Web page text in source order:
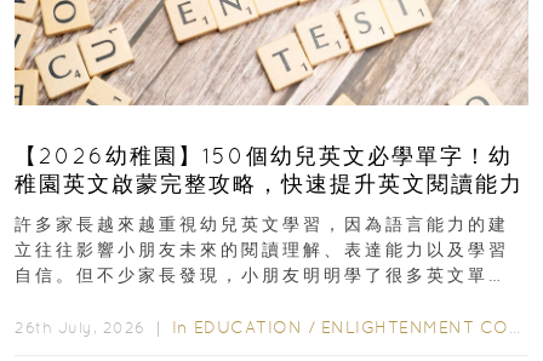
【2026幼稚園】150個幼兒英文必學單字！幼
稚園英文啟蒙完整攻略，快速提升英文閱讀能力
許多家長越來越重視幼兒英文學習，因為語言能力的建
立往往影響小朋友未來的閱讀理解、表達能力以及學習
自信。但不少家長發現，小朋友明明學了很多英文單
26th July, 2026 ｜ In EDUCATION / ENLIGHTENMENT CORNER